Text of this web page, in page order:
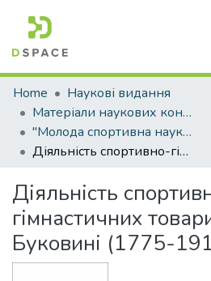
Communities & Collections
All of DSpace
Statistics
Home
Наукові видання
Матеріали наукових конференцій
"Молода спортивна наука України"
Діяльність спортивно-гімнастичних товариств на Буковині (1775-1918)
Діяльність
гімнастичних
Буковині (1775-